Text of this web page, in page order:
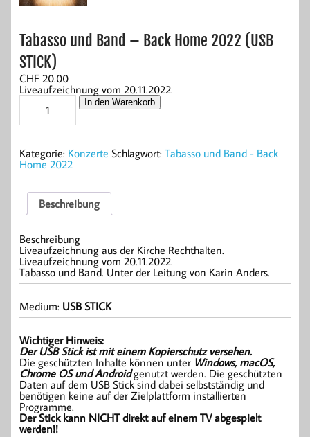
Tabasso und Band – Back Home 2022 (USB
STICK)
CHF 20.00
Liveaufzeichnung vom 20.11.2022.
Tabasso
Band
Home
2022
Menge
In den Warenkorb
Kategorie: Konzerte Schlagwort: Tabasso und Band - Back
Home 2022
Beschreibung
Beschreibung
Liveaufzeichnung aus der Kirche Rechthalten.
Liveaufzeichnung vom 20.11.2022.
Tabasso und Band. Unter der Leitung von Karin Anders.
Medium: USB STICK
Wichtiger Hinweis:
Der USB Stick ist mit einem Kopierschutz versehen.
Die geschützten Inhalte können unter Windows, macOS,
Chrome OS und Androidgenutzt werden. Die geschützten
Daten auf dem USB Stick sind dabei selbstständig und
benötigen keine auf der Zielplattform installierten
Programme.
Der Stick kann NICHT direkt auf einem TV abgespielt
werden!!